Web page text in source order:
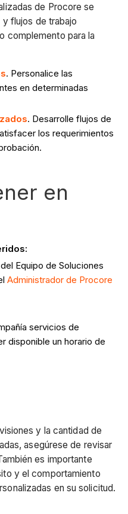
de Procore se
flujos de trabajo
complemento para la
. Personalice las
en determinadas
. Desarrolle flujos de
los requerimientos
en
Equipo de Soluciones
Administrador de Procore
servicios de
disponible un horario de
y la cantidad de
asegúrese de revisar
es importante
y el comportamiento
en su solicitud.